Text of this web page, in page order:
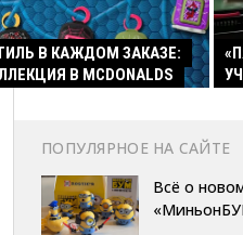
В КАЖДОМ ЗАКАЗЕ:
В MCDONALDS
ПОПУЛЯРНОЕ НА САЙТЕ
Всё о